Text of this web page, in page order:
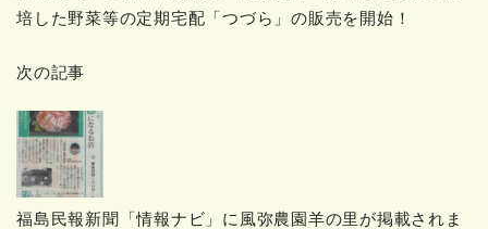
培した野菜等の定期宅配「つづら」の販売を開始！
次の記事
福島民報新聞「情報ナビ」に風弥農園羊の里が掲載されま